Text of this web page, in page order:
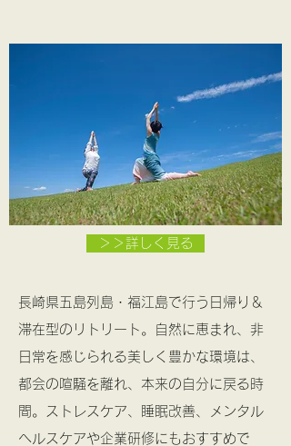
＞＞詳しく見る
長崎県五島列島・福江島で行う日帰り＆
滞在型のリトリート。自然に恵まれ、非
日常を感じられる美しく豊かな環境は、
都会の喧騒を離れ、本来の自分に戻る時
間。ストレスケア、睡眠改善、メンタル
ヘルスケアや企業研修にもおすすめで